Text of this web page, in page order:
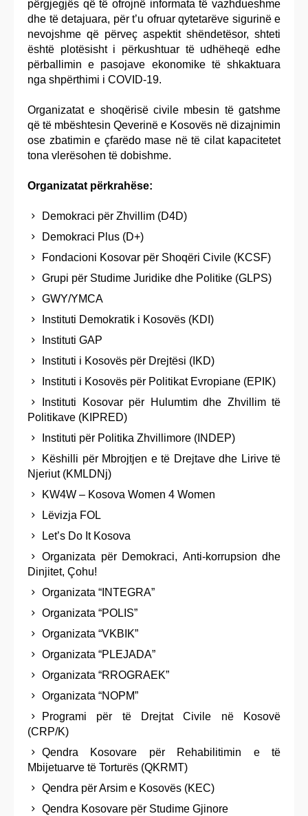
përgjegjës që të ofrojnë informata të vazhdueshme
dhe të detajuara, për t’u ofruar qytetarëve sigurinë e
nevojshme që përveç aspektit shëndetësor, shteti
është plotësisht i përkushtuar të udhëheqë edhe
përballimin e pasojave ekonomike të shkaktuara
nga shpërthimi i COVID-19.
Organizatat e shoqërisë civile mbesin të gatshme
që të mbështesin Qeverinë e Kosovës në dizajnimin
ose zbatimin e çfarëdo mase në të cilat kapacitetet
tona vlerësohen të dobishme.
Organizatat përkrahëse:
Demokraci për Zhvillim (D4D)
Demokraci Plus (D+)
Fondacioni Kosovar për Shoqëri Civile (KCSF)
Grupi për Studime Juridike dhe Politike (GLPS)
GWY/YMCA
Instituti Demokratik i Kosovës (KDI)
Instituti GAP
Instituti i Kosovës për Drejtësi (IKD)
Instituti i Kosovës për Politikat Evropiane (EPIK)
Instituti Kosovar pёr Hulumtim dhe Zhvillim tё
Politikave (KIPRED)
Instituti për Politika Zhvillimore (INDEP)
Këshilli për Mbrojtjen e të Drejtave dhe Lirive të
Njeriut (KMLDNj)
KW4W – Kosova Women 4 Women
Lëvizja FOL
Let’s Do It Kosova
Organizata për Demokraci, Anti-korrupsion dhe
Dinjitet, Çohu!
Organizata “INTEGRA”
Organizata “POLIS”
Organizata “VKBIK”
Organizata “PLEJADA”
Organizata “RROGRAEK”
Organizata “NOPM”
Programi për të Drejtat Civile në Kosovë
(CRP/K)
Qendra Kosovare për Rehabilitimin e të
Mbijetuarve të Torturës (QKRMT)
Qendra për Arsim e Kosovës (KEC)
Qendra Kosovare për Studime Gjinore